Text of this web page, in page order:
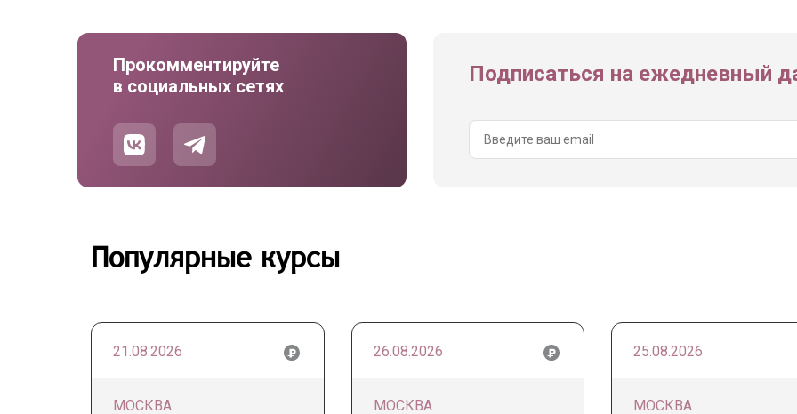
Прокомментируйте
в социальных сетях
Подписаться на ежедневный
Популярные курсы
21.08.2026
МОСКВА
26.08.2026
МОСКВА
25.08.2026
МОСКВА